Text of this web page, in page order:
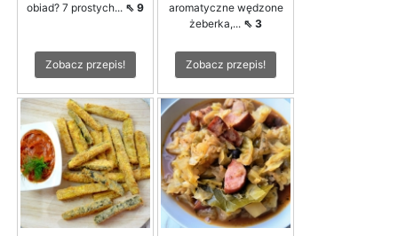
obiad? 7 prostych... ⇖ 9
Zobacz przepis!
aromatyczne wędzone
żeberka,... ⇖ 3
Zobacz przepis!